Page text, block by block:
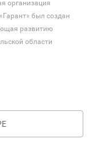
организация
был создан
развитию
области